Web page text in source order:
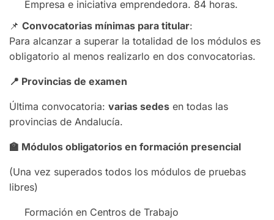
Empresa e iniciativa emprendedora. 84 horas.
📌 Convocatorias mínimas para titular:
Para alcanzar a superar la totalidad de los módulos es
obligatorio al menos realizarlo en dos convocatorias.
📍 Provincias de examen
Última convocatoria: varias sedes en todas las
provincias de Andalucía.
🏫 Módulos obligatorios en formación presencial
(Una vez superados todos los módulos de pruebas
libres)
Formación en Centros de Trabajo